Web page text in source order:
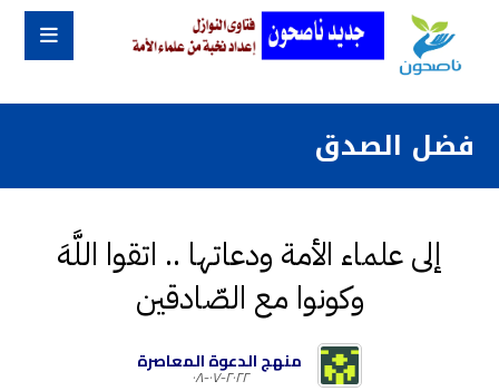
فضل الصدق
إلى علماء الأمة ودعاتها .. اتقوا اللَّهَ
وكونوا مع الصّادقين
منهج الدعوة المعاصرة
٢٠٢٢-٠٧-٠٨